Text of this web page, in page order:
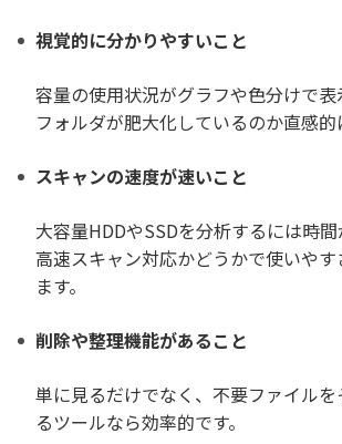
視覚的に分かりやすいこと
容量の使用状況がグラフや色分けで
フォルダが肥大化しているのか直感的
スキャンの速度が速いこと
大容量HDDやSSDを分析するには時間
高速スキャン対応かどうかで使いやす
ます。
削除や整理機能があること
単に見るだけでなく、不要ファイル
るツールなら効率的です。